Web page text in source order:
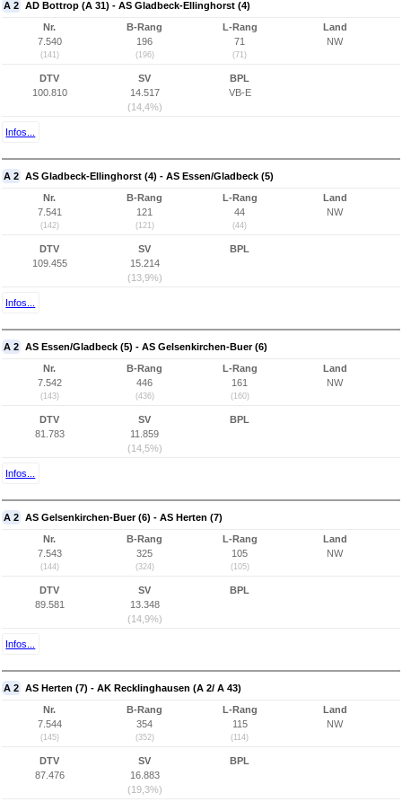
A 2 AD Bottrop (A 31) - AS Gladbeck-Ellinghorst (4)
Nr.
7.540
(141)
B-Rang
196
(196)
L-Rang
71
(71)
Land
NW
DTV
100.810
SV
14.517
(14,4%)
BPL
VB-E
Infos...
A 2 AS Gladbeck-Ellinghorst (4) - AS Essen/Gladbeck (5)
Nr.
7.541
(142)
B-Rang
121
(121)
L-Rang
44
(44)
Land
NW
DTV
109.455
SV
15.214
(13,9%)
BPL
Infos...
A 2 AS Essen/Gladbeck (5) - AS Gelsenkirchen-Buer (6)
Nr.
7.542
(143)
B-Rang
446
(436)
L-Rang
161
(160)
Land
NW
DTV
81.783
SV
11.859
(14,5%)
BPL
Infos...
A 2 AS Gelsenkirchen-Buer (6) - AS Herten (7)
Nr.
7.543
(144)
B-Rang
325
(324)
L-Rang
105
(105)
Land
NW
DTV
89.581
SV
13.348
(14,9%)
BPL
Infos...
A 2 AS Herten (7) - AK Recklinghausen (A 2/ A 43)
Nr.
7.544
(145)
B-Rang
354
(352)
L-Rang
115
(114)
Land
NW
DTV
87.476
SV
16.883
(19,3%)
BPL